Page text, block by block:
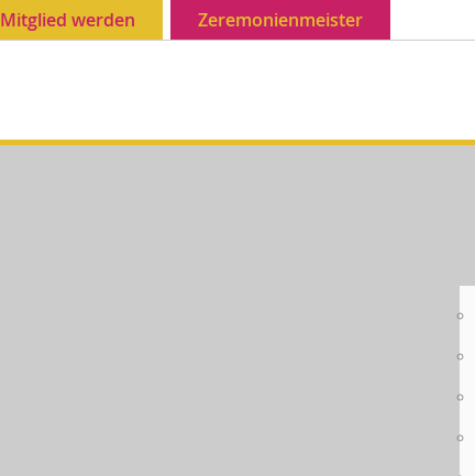
Mitglied werden Zeremonienmeister